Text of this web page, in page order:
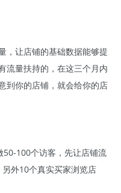
，让店铺的基础数据能够提
流量扶持的，在这三个月内
到你的店铺，就会给你的店
100个访客，先让店铺流
外10个真实买家浏览店